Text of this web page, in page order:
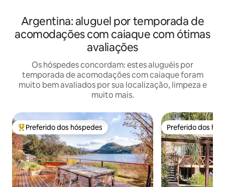
Argentina: aluguel por temporada de
acomodações com caiaque com ótimas
avaliações
Os hóspedes concordam: estes aluguéis por
temporada de acomodações com caiaque foram
muito bem avaliados por sua localização, limpeza e
muito mais.
Entre os melhores preferidos dos hóspedes
Preferido dos hóspedes Preferido dos
Preferido dos